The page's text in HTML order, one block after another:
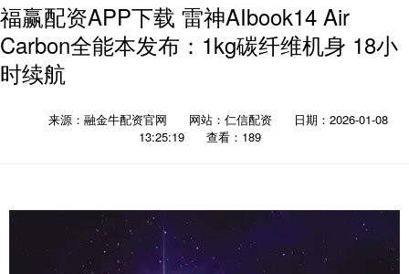
福赢配资APP下载 雷神AIbook14 Air
Carbon全能本发布：1kg碳纤维机身 18小
时续航
来源：融金牛配资官网 网站：仁信配资
日期：2026-01-08
13:25:19
查看：189